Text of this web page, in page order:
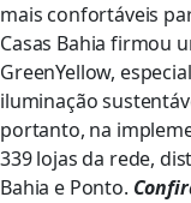
mais confortáveis
Casas Bahia firmou
GreenYellow,
iluminação
portanto, na
339 lojas da rede,
Bahia e Ponto.